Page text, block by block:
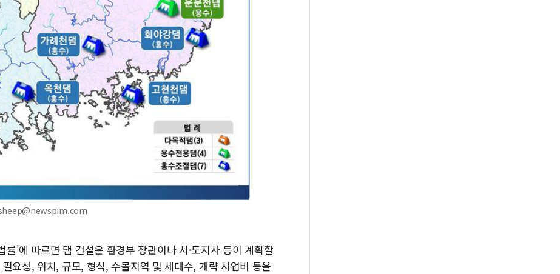
sheep@newspim.com
률'에 따르면 댐 건설은 환경부 장관이나 시·도지사 등이 계획할
요성, 위치, 규모, 형식, 수몰지역 및 세대수, 개략 사업비 등을